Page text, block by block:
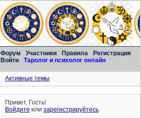
Форум Участники Правила
Регистрация
Войти
Таролог и психолог онлайн
Активные темы
Привет, Гость!
Войдите илизарегистрируйтесь.